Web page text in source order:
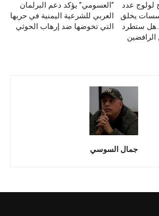
“العسومي” يؤكد دعم البرلمان
العربي للشرعية اليمنية في حربها
التي تخوضها ضد إرهاب الحوثي
لولوج عدد
يخلق
ستطرد
جمال السوسي